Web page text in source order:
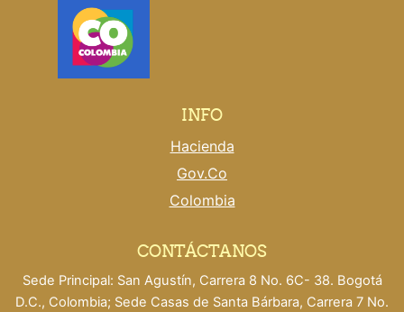
INFO
Hacienda
Gov.Co
Colombia
CONTÁCTANOS
Sede Principal: San Agustín, Carrera 8 No. 6C- 38. Bogotá
D.C., Colombia; Sede Casas de Santa Bárbara, Carrera 7 No.